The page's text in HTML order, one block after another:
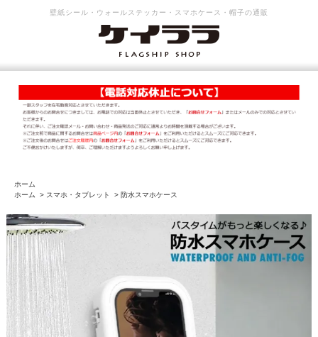
壁紙シール・ウォールステッカー・スマホケース・帽子の通販
ホーム
ホーム
> スマホ・タブレット > 防水スマホケース